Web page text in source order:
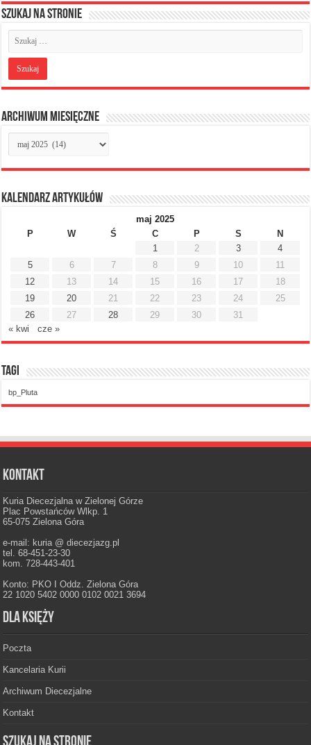
Szukaj na stronie
Archiwum miesięczne
Archiwum
miesięczne
Kalendarz artykułów
maj 2025
P
W Ś C P S
N
1
2 3
4
5
6 7 8 9 10
11
12
13 14 15 16 17
18
19
20 21 22 23 24
25
26
27 28 29 30
31
« kwi
cze »
Tagi
bp_Pluta
Kontakt
Kuria Diecezjalna w Zielonej Górze
Plac Powstańców Wlkp. 1
65-075 Zielona Góra
e-mail: kuria @ diecezjazg.pl
tel. 68-451-23-30
kom. 728-443-401
Konto: PKO I Oddz. Zielona Góra
22 1020 5402 0000 0102 0021 3694
Dla księży
Poczta
Kancelaria Kurii
Archiwum Diecezjalne
Kontakt